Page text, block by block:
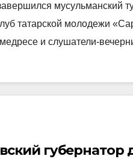
мусульманский
татарской молодежи
и слушатели-